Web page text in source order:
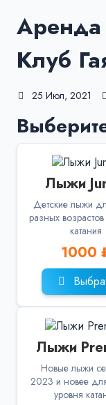
Клуб
25 Июл, 2021
Лыжи
Детские лыжи
разных
катания
1000
Лыжи
Новые лыжи
2023 и новее
уровня